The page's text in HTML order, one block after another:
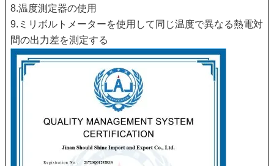
8.温度測定器の使用
9.ミリボルトメーターを使用して同じ温度で異なる熱電対
間の出力差を測定する